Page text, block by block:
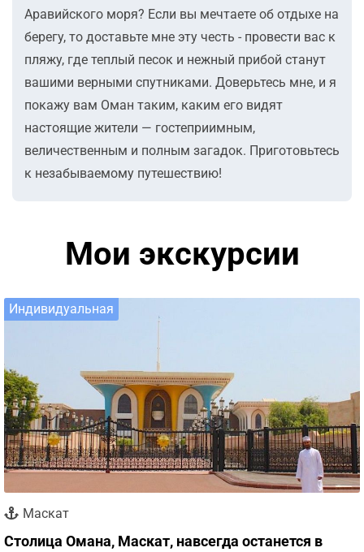
Аравийского моря? Если вы мечтаете об отдыхе на
берегу, то доставьте мне эту честь - провести вас к
пляжу, где теплый песок и нежный прибой станут
вашими верными спутниками. Доверьтесь мне, и я
покажу вам Оман таким, каким его видят
настоящие жители — гостеприимным,
величественным и полным загадок. Приготовьтесь
к незабываемому путешествию!
Мои экскурсии
Индивидуальная
Маскат
Столица Омана, Маскат, навсегда останется в